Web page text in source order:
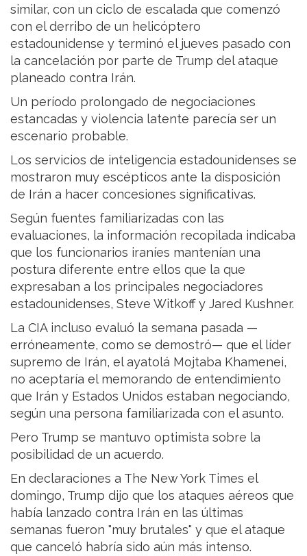
similar, con un ciclo de escalada que comenzó
con el derribo de un helicóptero
estadounidense y terminó el jueves pasado con
la cancelación por parte de Trump del ataque
planeado contra Irán.
Un período prolongado de negociaciones
estancadas y violencia latente parecía ser un
escenario probable.
Los servicios de inteligencia estadounidenses se
mostraron muy escépticos ante la disposición
de Irán a hacer concesiones significativas.
Según fuentes familiarizadas con las
evaluaciones, la información recopilada indicaba
que los funcionarios iraníes mantenían una
postura diferente entre ellos que la que
expresaban a los principales negociadores
estadounidenses, Steve Witkoff y Jared Kushner.
La CIA incluso evaluó la semana pasada —
erróneamente, como se demostró— que el líder
supremo de Irán, el ayatolá Mojtaba Khamenei,
no aceptaría el memorando de entendimiento
que Irán y Estados Unidos estaban negociando,
según una persona familiarizada con el asunto.
Pero Trump se mantuvo optimista sobre la
posibilidad de un acuerdo.
En declaraciones a The New York Times el
domingo, Trump dijo que los ataques aéreos que
había lanzado contra Irán en las últimas
semanas fueron "muy brutales" y que el ataque
que canceló habría sido aún más intenso.